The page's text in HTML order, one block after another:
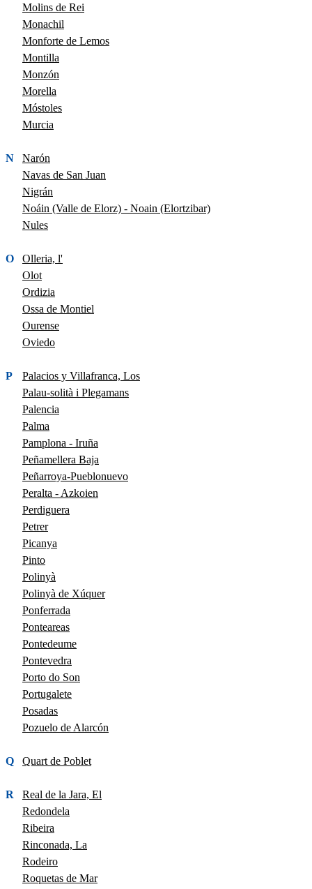
Molins de Rei
Monachil
Monforte de Lemos
Montilla
Monzón
Morella
Móstoles
Murcia
N
Narón
Navas de San Juan
Nigrán
Noáin (Valle de Elorz) - Noain (Elortzibar)
Nules
O
Olleria, l'
Olot
Ordizia
Ossa de Montiel
Ourense
Oviedo
P
Palacios y Villafranca, Los
Palau-solità i Plegamans
Palencia
Palma
Pamplona - Iruña
Peñamellera Baja
Peñarroya-Pueblonuevo
Peralta - Azkoien
Perdiguera
Petrer
Picanya
Pinto
Polinyà
Polinyà de Xúquer
Ponferrada
Ponteareas
Pontedeume
Pontevedra
Porto do Son
Portugalete
Posadas
Pozuelo de Alarcón
Q Quart de Poblet
R
Real de la Jara, El
Redondela
Ribeira
Rinconada, La
Rodeiro
Roquetas de Mar